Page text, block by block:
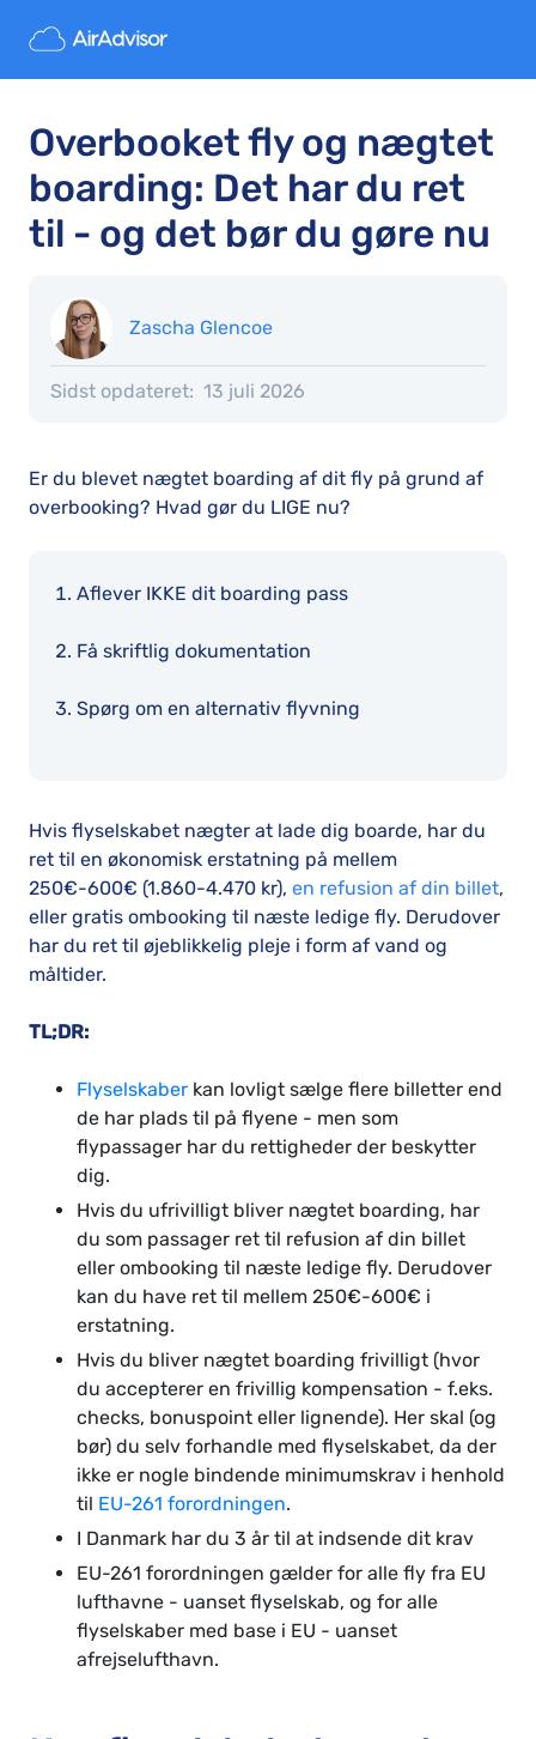
Overbooket fly og nægtet
boarding: Det har du ret
til - og det bør du gøre nu
Zascha Glencoe
Sidst opdateret: 13 juli 2026
Er du blevet nægtet boarding af dit fly på grund af
overbooking? Hvad gør du LIGE nu?
Aflever IKKE dit boarding pass
Få skriftlig dokumentation
Spørg om en alternativ flyvning
Hvis flyselskabet nægter at lade dig boarde, har du
ret til en økonomisk erstatning på mellem
250€-600€ (1.860-4.470 kr), en refusion af din billet,
eller gratis ombooking til næste ledige fly. Derudover
har du ret til øjeblikkelig pleje i form af vand og
måltider.
TL;DR:
Flyselskaber kan lovligt sælge flere billetter end
de har plads til på flyene - men som
flypassager har du rettigheder der beskytter
dig.
Hvis du ufrivilligt bliver nægtet boarding, har
du som passager ret til refusion af din billet
eller ombooking til næste ledige fly. Derudover
kan du have ret til mellem 250€-600€ i
erstatning.
Hvis du bliver nægtet boarding frivilligt (hvor
du accepterer en frivillig kompensation - f.eks.
checks, bonuspoint eller lignende). Her skal (og
bør) du selv forhandle med flyselskabet, da der
ikke er nogle bindende minimumskrav i henhold
til EU-261 forordningen.
I Danmark har du 3 år til at indsende dit krav
EU-261 forordningen gælder for alle fly fra EU
lufthavne - uanset flyselskab, og for alle
flyselskaber med base i EU - uanset
afrejselufthavn.